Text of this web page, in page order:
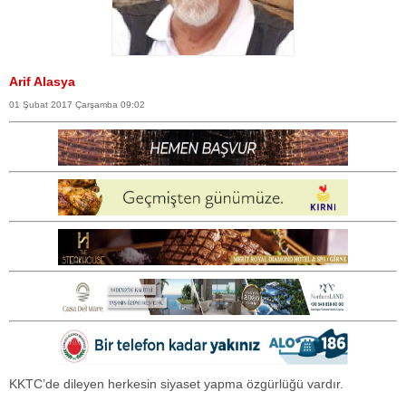
Arif Alasya
01 Şubat 2017 Çarşamba 09:02
KKTC’de dileyen herkesin siyaset yapma özgürlüğü vardır.